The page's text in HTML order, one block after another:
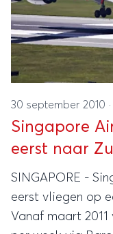
30 september 2010 ·
Singapore
eerst naar
SINGAPORE -
eerst vliegen op een bestemming in Zuid-
Vanaf maart 2011